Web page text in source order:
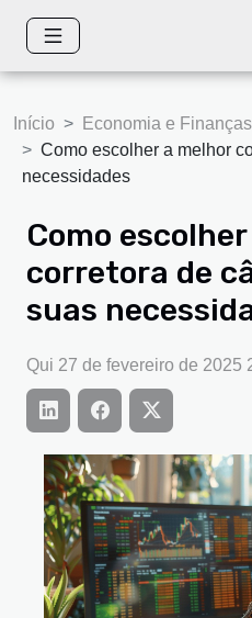
Início
Economia e Finanças
Como escolher a melhor
necessidades
Como
corretora de
suas
Qui 27 de fevereiro de 2025